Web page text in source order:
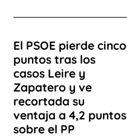
El PSOE pierde cinco
puntos tras los
casos Leire y
Zapatero y ve
recortada su
ventaja a 4,2 puntos
sobre el PP